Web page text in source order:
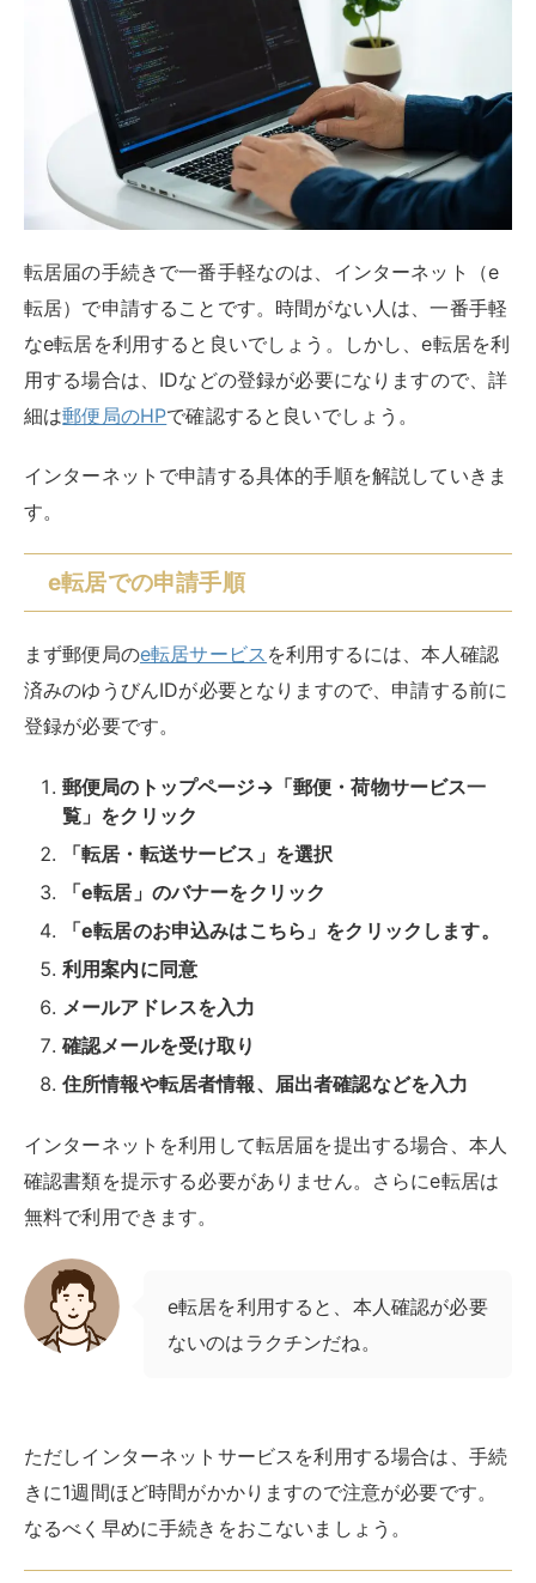
転居届の手続きで一番手軽なのは、インターネット（e
転居）で申請することです。時間がない人は、一番手軽
なe転居を利用すると良いでしょう。しかし、e転居を利
用する場合は、IDなどの登録が必要になりますので、詳
細は郵便局のHPで確認すると良いでしょう。
インターネットで申請する具体的手順を解説していきま
す。
e転居での申請手順
まず郵便局のe転居サービス を利用するには、本人確認
済みのゆうびんIDが必要となりますので、申請する前に
登録が必要です。
郵便局のトップページ→「郵便・荷物サービス一
覧」をクリック
「転居・転送サービス」を選択
「e転居」のバナーをクリック
「e転居のお申込みはこちら」をクリックします。
利用案内に同意
メールアドレスを入力
確認メールを受け取り
住所情報や転居者情報、届出者確認などを入力
インターネットを利用して転居届を提出する場合、本人
確認書類を提示する必要がありません。さらにe転居は
無料で利用できます。
e転居を利用すると、本人確認が必要
ないのはラクチンだね。
ただしインターネットサービスを利用する場合は、手続
きに1週間ほど時間がかかりますので注意が必要です。
なるべく早めに手続きをおこないましょう。